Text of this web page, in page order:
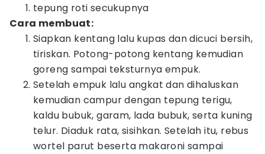
tepung roti secukupnya
Cara membuat:
Siapkan kentang lalu kupas dan dicuci bersih,
tiriskan. Potong-potong kentang kemudian
goreng sampai teksturnya empuk.
Setelah empuk lalu angkat dan dihaluskan
kemudian campur dengan tepung terigu,
kaldu bubuk, garam, lada bubuk, serta kuning
telur. Diaduk rata, sisihkan. Setelah itu, rebus
wortel parut beserta makaroni sampai